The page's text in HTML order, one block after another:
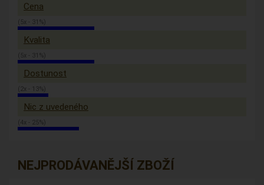
Cena
(5x - 31%)
Kvalita
(5x - 31%)
Dostunost
(2x - 13%)
Nic z uvedeného
(4x - 25%)
NEJPRODÁVANĚJŠÍ ZBOŽÍ